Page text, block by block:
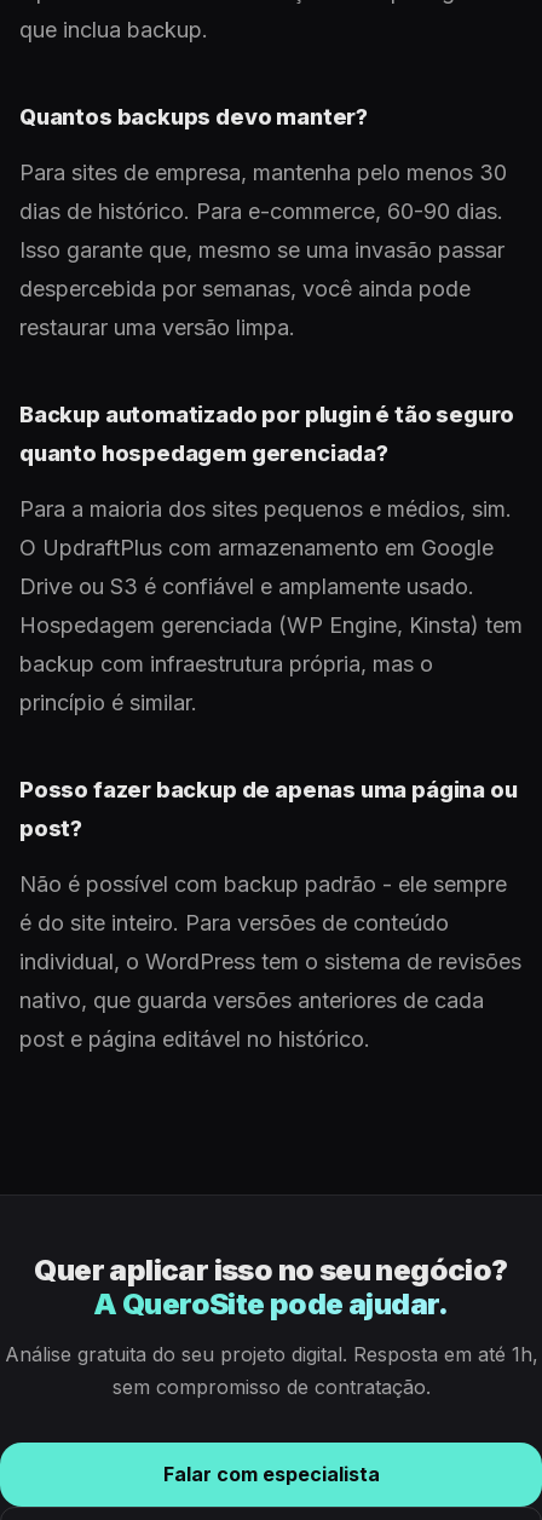
que inclua backup.
Quantos backups devo manter?
Para sites de empresa, mantenha pelo menos 30
dias de histórico. Para e-commerce, 60-90 dias.
Isso garante que, mesmo se uma invasão passar
despercebida por semanas, você ainda pode
restaurar uma versão limpa.
Backup automatizado por plugin é tão seguro
quanto hospedagem gerenciada?
Para a maioria dos sites pequenos e médios, sim.
O UpdraftPlus com armazenamento em Google
Drive ou S3 é confiável e amplamente usado.
Hospedagem gerenciada (WP Engine, Kinsta) tem
backup com infraestrutura própria, mas o
princípio é similar.
Posso fazer backup de apenas uma página ou
post?
Não é possível com backup padrão - ele sempre
é do site inteiro. Para versões de conteúdo
individual, o WordPress tem o sistema de revisões
nativo, que guarda versões anteriores de cada
post e página editável no histórico.
Quer aplicar isso no seu negócio?
A QueroSite pode ajudar.
Análise gratuita do seu projeto digital. Resposta em até 1h,
sem compromisso de contratação.
Falar com especialista